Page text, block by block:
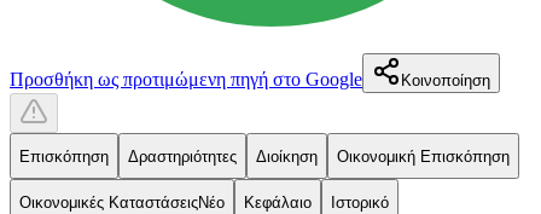
Προσθήκη ως προτιμώμενη πηγή στο Google Κοινοποίηση
Επισκόπηση Δραστηριότητες Διοίκηση Οικονομική Επισκόπηση
Οικονομικές ΚαταστάσειςΝέο Κεφάλαιο Ιστορικό